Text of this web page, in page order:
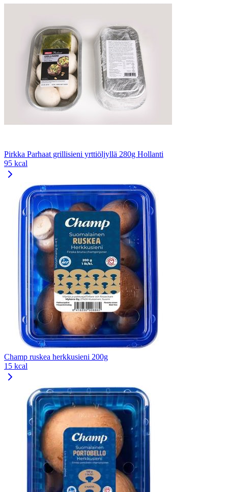
Pirkka Parhaat grillisieni yrttiöljyllä 280g Hollanti
95 kcal
Champ ruskea herkkusieni 200g
15 kcal